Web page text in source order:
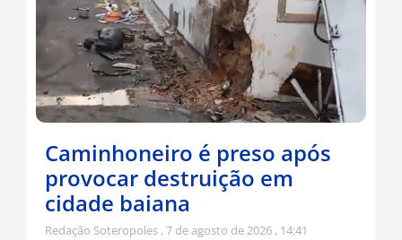
Caminhoneiro é preso após
provocar destruição em
cidade baiana
Redação Soteropoles 7 de agosto de 2026 14:41